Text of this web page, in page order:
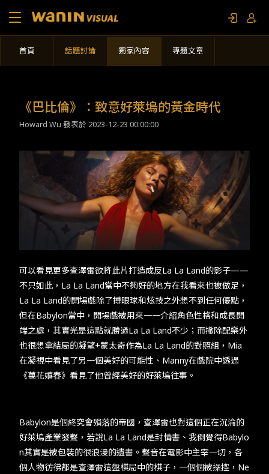
關於我們
影視專題
聯繫我們
限定活動
TW EN JP KR
首頁 話題討論 獨家內容 專題文章
《巴比倫》：致意好萊塢的黃金時代
Howard Wu 發表於 2023-12-23 00:00:00
可以看見更多查澤雷欲將此片打造成反La La Land的影子——
不只如此，La La Land當中不夠好的地方在我看來也被做足，
La La Land的開場戲除了搏眼球和炫技之外想不到任何優點，
但在Babylon當中，開場戲被用來一一介紹角色性格和成長開
端之處，其實光是這點就勝過La La Land不少；而撇除配樂外
也很想拿結局的凝望+蒙太奇作為La La Land的對照組，Mia
在凝視中看見了另一個美好的可能性、Manny在戲院中透過
《萬花嬉春》看見了他曾經美好的好萊塢往事。
Babylon是個終究會殞落的帝國，查澤雷也對這個正在沉淪的
好萊塢產業發聲，若說La La Land是封情書、我倒覺得Babylo
n其實是被包裝的很浪漫的遺書。聲音在電影中主宰一切，各
個人物彷彿都是查澤雷這盤棋局中的棋子，一個個被操控，Ne